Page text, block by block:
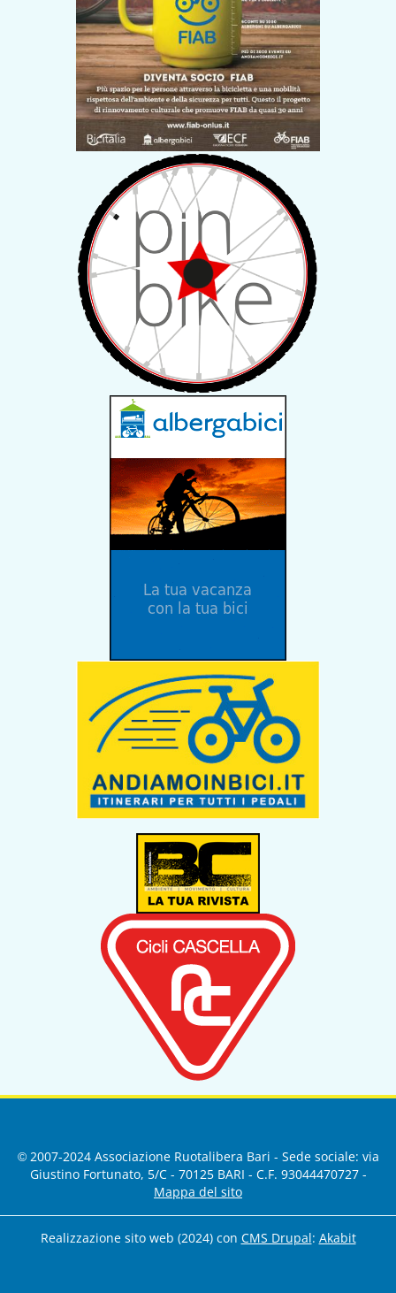
© 2007-2024 Associazione Ruotalibera Bari - Sede sociale: via
Giustino Fortunato, 5/C - 70125 BARI - C.F. 93044470727 -
Mappa del sito
Realizzazione sito web (2024) con CMS Drupal: Akabit